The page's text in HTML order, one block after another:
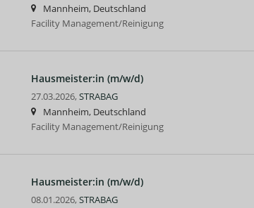
Mannheim, Deutschland
Facility Management/Reinigung
Hausmeister:in (m/w/d)
27.03.2026, STRABAG
Mannheim, Deutschland
Facility Management/Reinigung
Hausmeister:in (m/w/d)
08.01.2026, STRABAG